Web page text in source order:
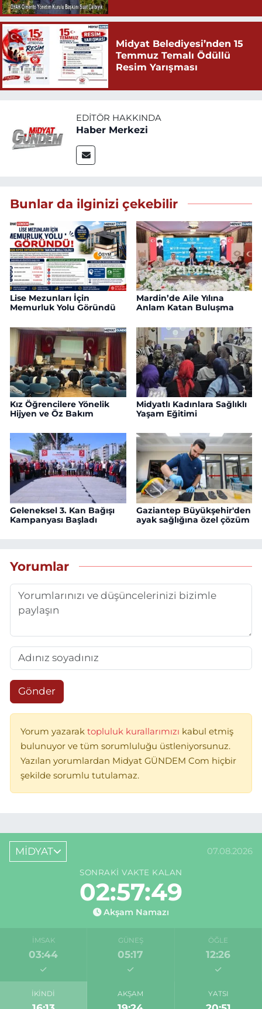
Midyat Belediyesi’nden 15
Temmuz Temalı Ödüllü
Resim Yarışması
EDITÖR HAKKINDA
Haber Merkezi
Bunlar da ilginizi çekebilir
Lise Mezunları İçin
Memurluk Yolu Göründü
Mardin’de Aile Yılına
Anlam Katan Buluşma
Kız Öğrencilere Yönelik
Hijyen ve Öz Bakım
Midyatlı Kadınlara Sağlıklı
Yaşam Eğitimi
Geleneksel 3. Kan Bağışı
Kampanyası Başladı
Gaziantep Büyükşehir'den
ayak sağlığına özel çözüm
Yorumlar
Gönder
Yorum yazarak topluluk kurallarımızı kabul etmiş
bulunuyor ve tüm sorumluluğu üstleniyorsunuz.
Yazılan yorumlardan Midyat GÜNDEM Com hiçbir
şekilde sorumlu tutulamaz.
MİDYAT 07.08.2026
SONRAKI VAKTE KALAN
02:57:49
Akşam Namazı
İMSAK
03:44
GÜNEŞ
05:17
ÖĞLE
12:26
İKINDI AKŞAM YATSI